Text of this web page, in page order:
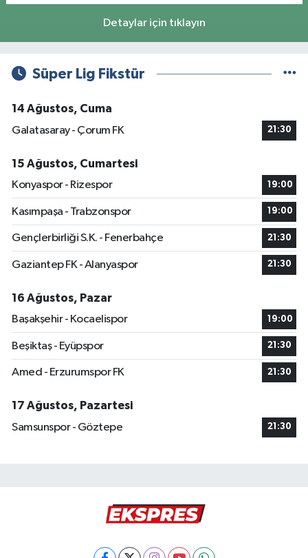
Detaylar için tıklayın
Süper Lig Fikstür
14 Ağustos, Cuma
Galatasaray - Çorum FK
21:30
15 Ağustos, Cumartesi
Konyaspor - Rizespor
19:00
Kasımpaşa - Trabzonspor 19:00
Gençlerbirliği S.K. - Fenerbahçe 21:30
Gaziantep FK - Alanyaspor 21:30
16 Ağustos, Pazar
Başakşehir - Kocaelispor
19:00
Beşiktaş - Eyüpspor 21:30
Amed - Erzurumspor FK 21:30
17 Ağustos, Pazartesi
Samsunspor - Göztepe
21:30